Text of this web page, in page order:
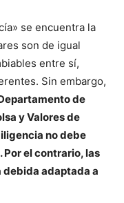
se encuentra la
son de igual
entre sí,
Sin embargo,
de
y Valores​​ de
no debe
Por el contrario, las
debida adaptada a